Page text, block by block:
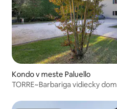
Kondo v meste Paluello
TORRE~Barbariga vidiecky dom